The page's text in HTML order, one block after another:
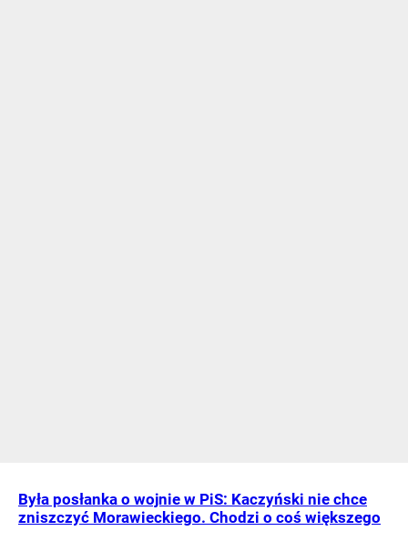
Była posłanka o wojnie w PiS: Kaczyński nie chce
zniszczyć Morawieckiego. Chodzi o coś większego